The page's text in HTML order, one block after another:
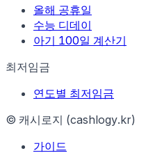
올해 공휴일
수능 디데이
아기 100일 계산기
최저임금
연도별 최저임금
© 캐시로지 (cashlogy.kr)
가이드